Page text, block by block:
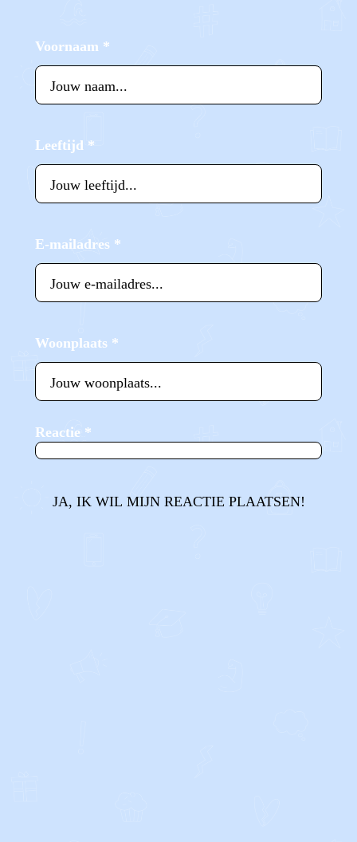
Voornaam *
Leeftijd *
E-mailadres *
Woonplaats *
Reactie *
JA, IK WIL MIJN REACTIE PLAATSEN!